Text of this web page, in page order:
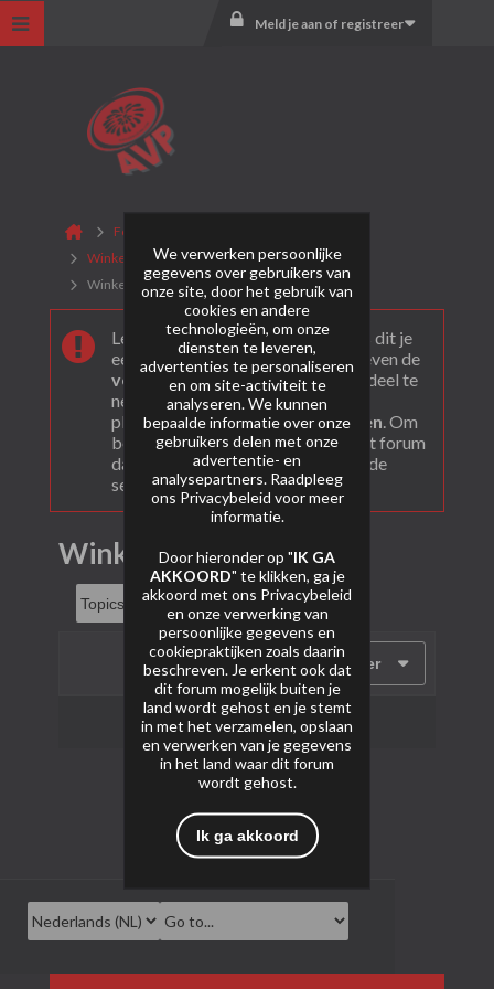
Meld je aan of registreer
Forum
Winkels in omringende landen
Winkels Spanje
Leuk dat je ons gevonden hebt! Als dit je
eerste bezoek is bekijk dan eerst even de
veel gestelde vragen. Om actief deel te
nemen en ook berichten te kunnen
plaatsen moet je je eerstregisteren. Om
berichten te bekijken, selecteer het forum
dat je wil bezoeken uit onderstaande
selectie.
Winkels Spanje
Filter
Geen onderwerpen gevonden.
We verwerken persoonlijke
gegevens over gebruikers van
onze site, door het gebruik van
cookies en andere
technologieën, om onze
diensten te leveren,
advertenties te personaliseren
en om site-activiteit te
analyseren. We kunnen
bepaalde informatie over onze
gebruikers delen met onze
advertentie- en
analysepartners. Raadpleeg
ons Privacybeleid voor meer
informatie.
Door hieronder op "IK GA
AKKOORD" te klikken, ga je
akkoord met ons Privacybeleid
en onze verwerking van
persoonlijke gegevens en
cookiepraktijken zoals daarin
beschreven. Je erkent ook dat
dit forum mogelijk buiten je
land wordt gehost en je stemt
in met het verzamelen, opslaan
en verwerken van je gegevens
in het land waar dit forum
wordt gehost.
Ik ga akkoord